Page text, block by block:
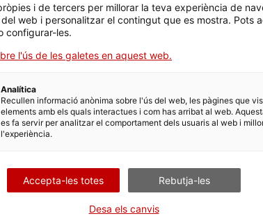
i de tercers per millorar la teva experiència de
web i personalitzar el contingut que es mostra. Pots
configurar-les.
l'ús de les galetes en aquest web.
Analítica
Recullen informació anònima sobre l'ús del web, les pàgines que
elements amb els quals interactues i com has arribat al web.
es fa servir per analitzar el comportament dels usuaris al web i
l'experiència.
Accepta-les totes Rebutja-les
Desa els canvis